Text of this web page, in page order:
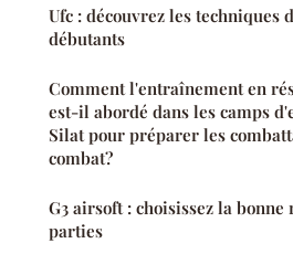
Ufc : découvrez les techniques
débutants
Comment l'entraînement en
est-il abordé dans les camps
Silat pour préparer les
combat?
G3 airsoft : choisissez la
parties